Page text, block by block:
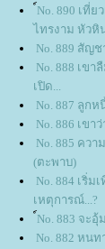
No. 890 เที่
ไทรงาม หัวหิ
No. 889 สัญ
No. 888 เขา
เปิด...
No. 887 ลูก
No. 886 เขา
No. 885 ควา
(ตะพาบ)
No. 884 เริ่ม
เหตุการณ์...?
No. 883 จะ
No. 882 หน